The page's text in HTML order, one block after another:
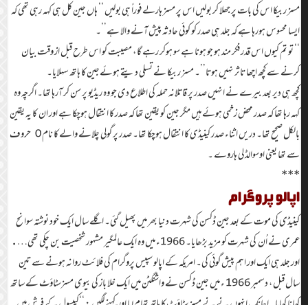
مسز ربیکا اس کی بات پر جھلا کر بولیں اس پر مسز ہارلے فوراً ہی بولیں ‘‘ ہاں جین کل ہی کہہ رہی تھی کہ
ایسا محسوس ہورہا ہے کہ جلد ہی صدر کو کوئی حادثہ پیش آنے والا ہے’’۔
‘‘ تو تم کیوں اس قدر فکر مند ہو جو ہونا ہے سو ہوکر رہے گا ، مصیبت کو اس طرح قبل از وقت بیان
کرنے سے کچھ اچھا تاثر نہیں ہوتا’’۔ مسز ربیکا نے تسلی دیتے ہوئےجین کا ہاتھ سہلایا۔
کچھ ہی دیر بعد بیرے نے انہیں صدر پر قاتلانہ حملہ کی اطلاع دی جو وہ ریڈیو پر سن کر آرہا تھا۔ اگرچہ وہ
کہہ رہا تھا کہ صدر محض زخمی ہوئے ہیں مگر جین کو یقین تھا کہ صدر کا انتقال ہوچکا ہے اور ان کا یہ یقین
بالکل صحیح تھا۔ دریں اثناء صدر کینیڈی کا انتقال ہوچکا تھا۔ صدر پر گولی چلانے والے کا نام O حروف
سے تھا یعنی اوسوالڈ لی ہاروے ۔
***
اپالو پروگرام
کینیڈی کی موت کے بعد جین ڈکسن کی شہرت دنیا بھر میں پھیل گئی۔ اگلے سال ایک خود نوشتہ سوانح
عمری نے اُن کی شہرت کو مزید بڑھایا۔ 1966ء میں وہ ایک عالمگیر مشہور شخصیت بن چکی تھی….
اور جلد ہی ایک اور اہم پیش گوئی کی۔ امریکہ کے اپالو سپیس پروگرام کی فلائٹ روانہ ہونے سے تین
سال قبل ، دسمبر 1966 ء میں جین ڈکسن نے واشنگٹن میں ایک خلا باز کی بیوی مسزسٹاؤٹ کے ساتھ